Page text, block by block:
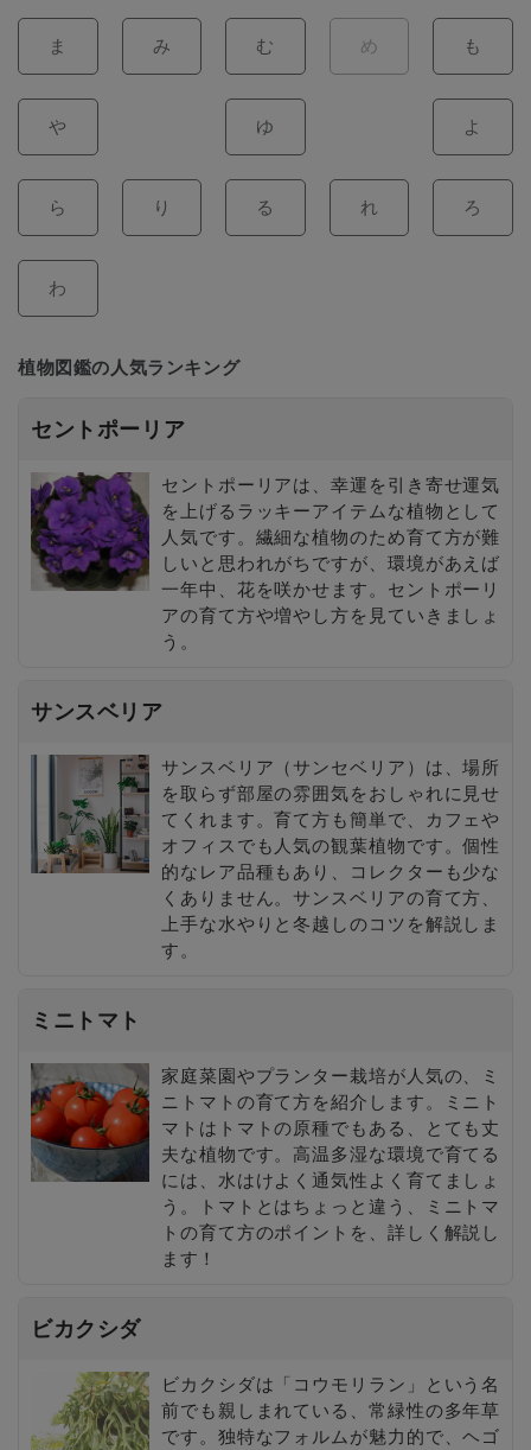
ま み む め も
や ゆ よ
ら り る れ ろ
わ
植物図鑑の人気ランキング
セントポーリア
セントポーリアは、幸運を引き寄せ運気
を上げるラッキーアイテムな植物として
人気です。繊細な植物のため育て方が難
しいと思われがちですが、環境があえば
一年中、花を咲かせます。セントポーリ
アの育て方や増やし方を見ていきましょ
う。
サンスベリア
サンスベリア（サンセベリア）は、場所
を取らず部屋の雰囲気をおしゃれに見せ
てくれます。育て方も簡単で、カフェや
オフィスでも人気の観葉植物です。個性
的なレア品種もあり、コレクターも少な
くありません。サンスベリアの育て方、
上手な水やりと冬越しのコツを解説しま
す。
ミニトマト
家庭菜園やプランター栽培が人気の、ミ
ニトマトの育て方を紹介します。ミニト
マトはトマトの原種でもある、とても丈
夫な植物です。高温多湿な環境で育てる
には、水はけよく通気性よく育てましょ
う。トマトとはちょっと違う、ミニトマ
トの育て方のポイントを、詳しく解説し
ます！
ビカクシダ
ビカクシダは「コウモリラン」という名
前でも親しまれている、常緑性の多年草
です。独特なフォルムが魅力的で、ヘゴ